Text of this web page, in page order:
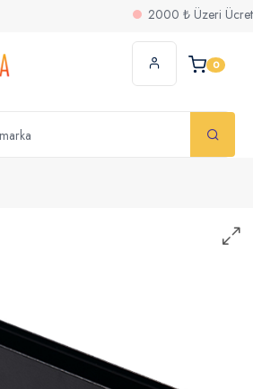
2000 ₺ Üzeri Ücretsiz
0